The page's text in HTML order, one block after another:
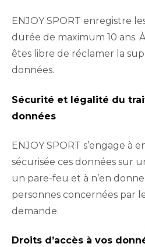
ENJOY SPORT enregistre
durée de maximum 10 ans.
êtes libre de réclamer la
données.
Sécurité et légalité du
données
ENJOY SPORT s’engage à
sécurisée ces données sur
un pare-feu et à n’en
personnes concernées par
demande.
Droits d’accès à vos